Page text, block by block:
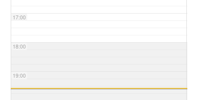
17:00
18:00
19:00